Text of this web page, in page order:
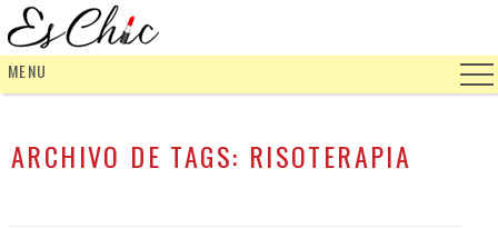
MENU
ARCHIVO DE TAGS: RISOTERAPIA